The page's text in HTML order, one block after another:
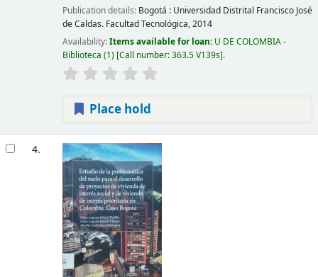
Publication details: Bogotá : Universidad Distrital Francisco José
de Caldas. Facultad Tecnológica,2014
Availability:Items available for loan: U DE COLOMBIA -
Biblioteca (1) Call number:363.5 V139s .
Place hold
4.